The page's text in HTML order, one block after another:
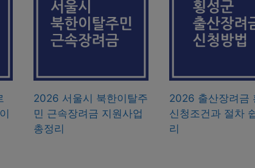
2026 서울시 북한이탈주
민 근속장려금 지원사업
총정리
2026 출산장려금
신청조건과 절차
리